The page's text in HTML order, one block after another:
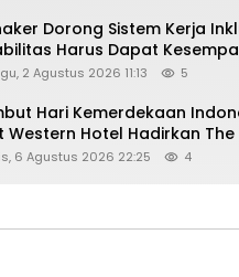
Dorong Sistem Kerja
Harus Dapat
2 Agustus 2026 11:13 5
Hari Kemerdekaan
Western Hotel Hadirkan The
Diskon Hingga 45%
6 Agustus 2026 22:25 4